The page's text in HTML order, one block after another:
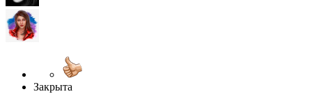
Закрыта